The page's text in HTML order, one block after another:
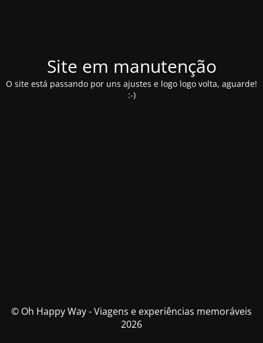
Site em manutenção
O site está passando por uns ajustes e logo logo volta, aguarde!
:-)
© Oh Happy Way - Viagens e experiências memoráveis
2026